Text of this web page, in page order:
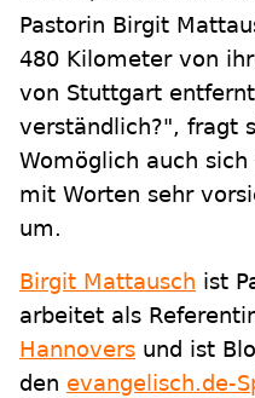
Pastorin Birgit
480 Kilometer von
von Stuttgart
verständlich?", fragt
Womöglich auch
mit Worten sehr
um.
Birgit Mattausch ist
arbeitet als
Hannovers und ist
den evangelisch.de-